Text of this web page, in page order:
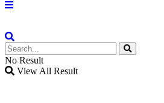
No Result
View All Result